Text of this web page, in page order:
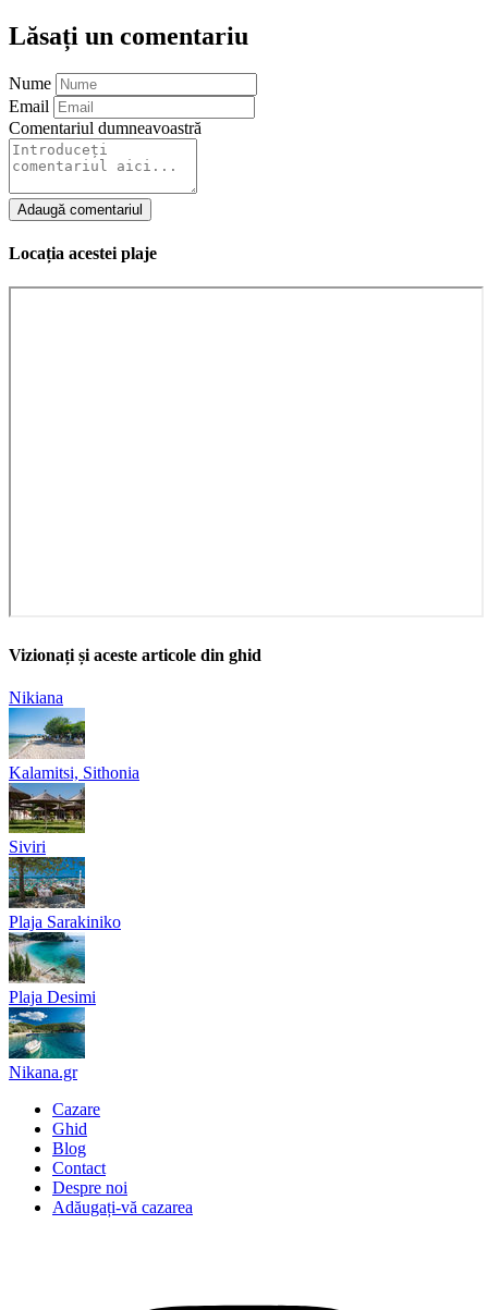
Lăsați un comentariu
Nume
Email
Comentariul dumneavoastră
Adaugă comentariul
Locația acestei plaje
Vizionați și aceste articole din ghid
Nikiana
Kalamitsi, Sithonia
Siviri
Plaja Sarakiniko
Plaja Desimi
Nikana.gr
Cazare
Ghid
Blog
Contact
Despre noi
Adăugați-vă cazarea